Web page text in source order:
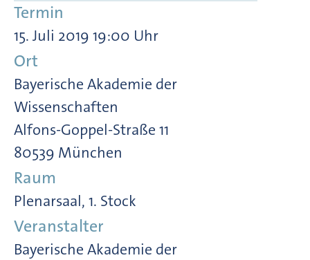
Termin
15. Juli 2019 19:00 Uhr
Ort
Bayerische Akademie der
Wissenschaften
Alfons-Goppel-Straße 11
80539 München
Raum
Plenarsaal, 1. Stock
Veranstalter
Bayerische Akademie der